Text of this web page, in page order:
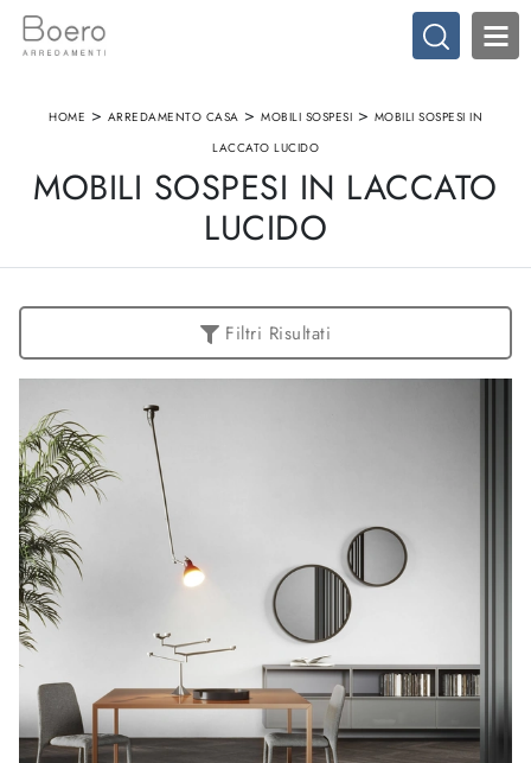
HOME > ARREDAMENTO CASA > MOBILI SOSPESI > MOBILI SOSPESI IN
LACCATO LUCIDO
MOBILI SOSPESI IN LACCATO
LUCIDO
Filtri Risultati